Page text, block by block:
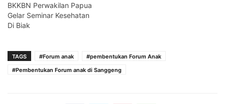
BKKBN Perwakilan Papua
Gelar Seminar Kesehatan
Di Biak
TAGS #Forum anak
#pembentukan Forum Anak
#Pembentukan Forum anak di Sanggeng